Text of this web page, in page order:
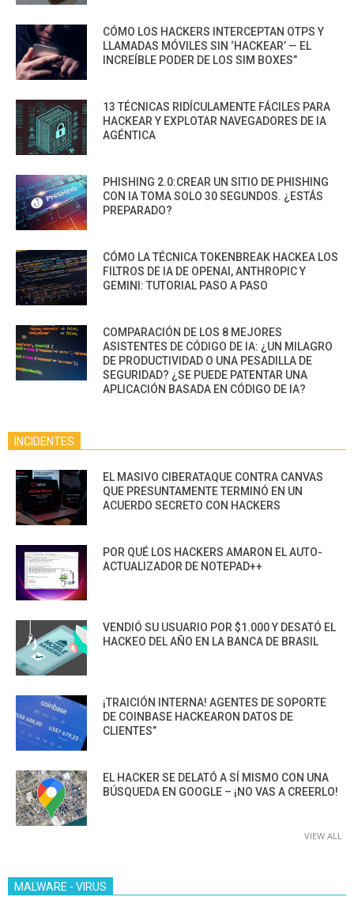
CÓMO LOS HACKERS INTERCEPTAN OTPS Y
LLAMADAS MÓVILES SIN ‘HACKEAR’ — EL
INCREÍBLE PODER DE LOS SIM BOXES”
13 TÉCNICAS RIDÍCULAMENTE FÁCILES PARA
HACKEAR Y EXPLOTAR NAVEGADORES DE IA
AGÉNTICA
PHISHING 2.0:CREAR UN SITIO DE PHISHING
CON IA TOMA SOLO 30 SEGUNDOS. ¿ESTÁS
PREPARADO?
CÓMO LA TÉCNICA TOKENBREAK HACKEA LOS
FILTROS DE IA DE OPENAI, ANTHROPIC Y
GEMINI: TUTORIAL PASO A PASO
COMPARACIÓN DE LOS 8 MEJORES
ASISTENTES DE CÓDIGO DE IA: ¿UN MILAGRO
DE PRODUCTIVIDAD O UNA PESADILLA DE
SEGURIDAD? ¿SE PUEDE PATENTAR UNA
APLICACIÓN BASADA EN CÓDIGO DE IA?
INCIDENTES
EL MASIVO CIBERATAQUE CONTRA CANVAS
QUE PRESUNTAMENTE TERMINÓ EN UN
ACUERDO SECRETO CON HACKERS
POR QUÉ LOS HACKERS AMARON EL AUTO-
ACTUALIZADOR DE NOTEPAD++
VENDIÓ SU USUARIO POR $1.000 Y DESATÓ EL
HACKEO DEL AÑO EN LA BANCA DE BRASIL
¡TRAICIÓN INTERNA! AGENTES DE SOPORTE
DE COINBASE HACKEARON DATOS DE
CLIENTES”
EL HACKER SE DELATÓ A SÍ MISMO CON UNA
BÚSQUEDA EN GOOGLE – ¡NO VAS A CREERLO!
VIEW ALL
MALWARE - VIRUS